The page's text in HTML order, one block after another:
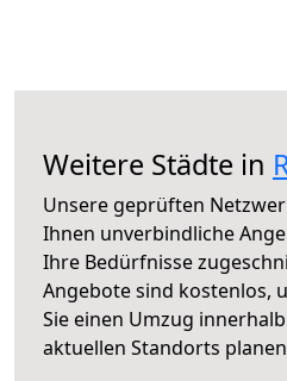
Weitere Städte in
Unsere geprüften
Ihnen unverbindliche
Ihre Bedürfnisse
Angebote sind kostenlos,
Sie einen Umzug
aktuellen Standorts